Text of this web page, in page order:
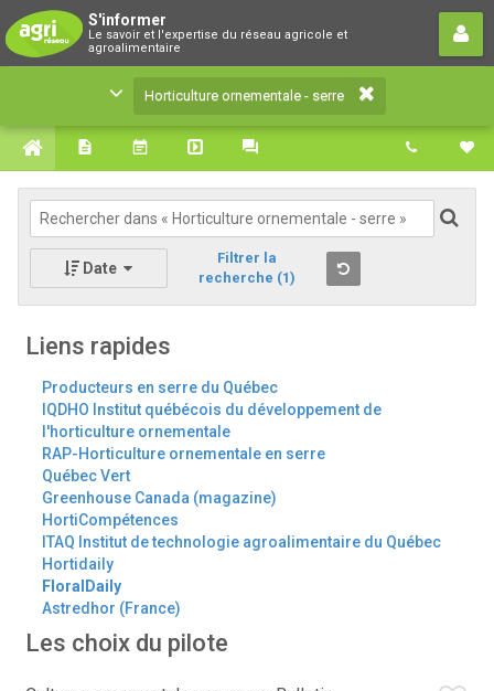
S'informer
Le savoir et l'expertise du réseau agricole et
agroalimentaire
Horticulture ornementale - serre
Le savoir et l'expertise du réseau agricole et
agroalimentaire
Horticulture ornementale - serre
Date
Filtrer la
recherche (1)
Liens rapides
Producteurs en serre du Québec
IQDHO Institut québécois du développement de
l'horticulture ornementale
RAP-Horticulture ornementale en serre
Québec Vert
Greenhouse Canada (magazine)
HortiCompétences
ITAQ Institut de technologie agroalimentaire du Québec
Hortidaily
FloralDaily
Astredhor (France)
Les choix du pilote